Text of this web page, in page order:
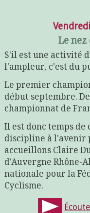
Le
S'il est une activité
l'ampleur, c'est du
Le premier
début septembre.
championnat de
Il est donc temps
discipline à l'avenir
accueillons Claire
d'Auvergne Rhône-
nationale pour la
Cyclisme.